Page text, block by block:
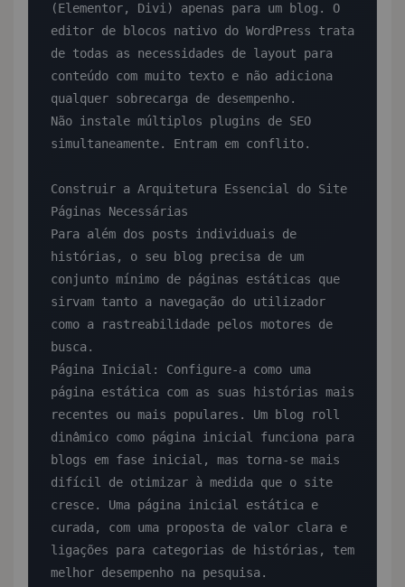
(Elementor, Divi) apenas para um blog. O
editor de blocos nativo do WordPress trata
de todas as necessidades de layout para
conteúdo com muito texto e não adiciona
qualquer sobrecarga de desempenho.
Não instale múltiplos plugins de SEO
simultaneamente. Entram em conflito.
Construir a Arquitetura Essencial do Site
Páginas Necessárias
Para além dos posts individuais de
histórias, o seu blog precisa de um
conjunto mínimo de páginas estáticas que
sirvam tanto a navegação do utilizador
como a rastreabilidade pelos motores de
busca.
Página Inicial: Configure-a como uma
página estática com as suas histórias mais
recentes ou mais populares. Um blog roll
dinâmico como página inicial funciona para
blogs em fase inicial, mas torna-se mais
difícil de otimizar à medida que o site
cresce. Uma página inicial estática e
curada, com uma proposta de valor clara e
ligações para categorias de histórias, tem
melhor desempenho na pesquisa.